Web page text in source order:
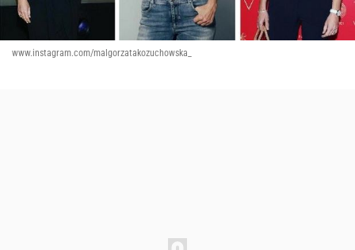
www.instagram.com/malgorzatakozuchowska_